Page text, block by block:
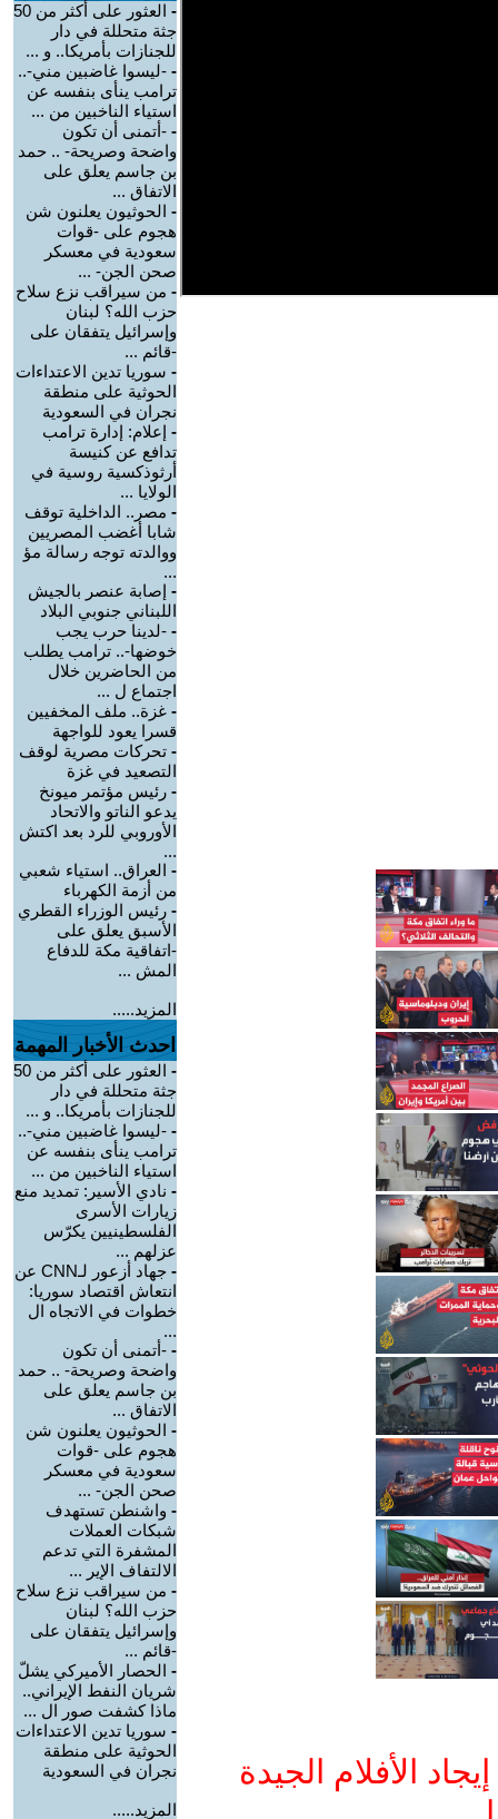
الأفلام الجيدة
-
العثور على أكثر من 50
جثة متحللة في دار
للجنازات بأمريكا.. و ...
- -ليسوا غاضبين مني-..
ترامب ينأى بنفسه عن
استياء الناخبين من ...
- -أتمنى أن تكون
واضحة وصريحة- .. حمد
بن جاسم يعلق على
الاتفاق ...
- الحوثيون يعلنون شن
هجوم على -قوات
سعودية في معسكر
صحن الجن- ...
- من سيراقب نزع سلاح
حزب الله؟ لبنان
وإسرائيل يتفقان على
-قائم ...
- سوريا تدين الاعتداءات
الحوثية على منطقة
نجران في السعودية
- إعلام: إدارة ترامب
تدافع عن كنيسة
أرثوذكسية روسية في
الولايا ...
- مصر.. الداخلية توقف
شابا أغضب المصريين
ووالدته توجه رسالة مؤ
...
- إصابة عنصر بالجيش
اللبناني جنوبي البلاد
- -لدينا حرب يجب
خوضها-.. ترامب يطلب
من الحاضرين خلال
اجتماع ل ...
- غزة.. ملف المخفيين
قسرا يعود للواجهة
- تحركات مصرية لوقف
التصعيد في غزة
- رئيس مؤتمر ميونخ
يدعو الناتو والاتحاد
الأوروبي للرد بعد اكتش
...
- العراق.. استياء شعبي
من أزمة الكهرباء
- رئيس الوزراء القطري
الأسبق يعلق على
-اتفاقية مكة للدفاع
المش ...
المزيد.....
احدث الأخبار المهمة
-
العثور على أكثر من 50
جثة متحللة في دار
للجنازات بأمريكا.. و ...
- -ليسوا غاضبين مني-..
ترامب ينأى بنفسه عن
استياء الناخبين من ...
- نادي الأسير: تمديد منع
زيارات الأسرى
الفلسطينيين يكرّس
عزلهم ...
-
جهاد أزعور لـCNN عن
انتعاش اقتصاد سوريا:
خطوات في الاتجاه ال
...
- -أتمنى أن تكون
واضحة وصريحة- .. حمد
بن جاسم يعلق على
الاتفاق ...
- الحوثيون يعلنون شن
هجوم على -قوات
سعودية في معسكر
صحن الجن- ...
- واشنطن تستهدف
شبكات العملات
المشفرة التي تدعم
الالتفاف الإير ...
- من سيراقب نزع سلاح
حزب الله؟ لبنان
وإسرائيل يتفقان على
-قائم ...
- الحصار الأميركي يشلّ
شريان النفط الإيراني..
ماذا كشفت صور ال ...
- سوريا تدين الاعتداءات
الحوثية على منطقة
نجران في السعودية
المزيد.....